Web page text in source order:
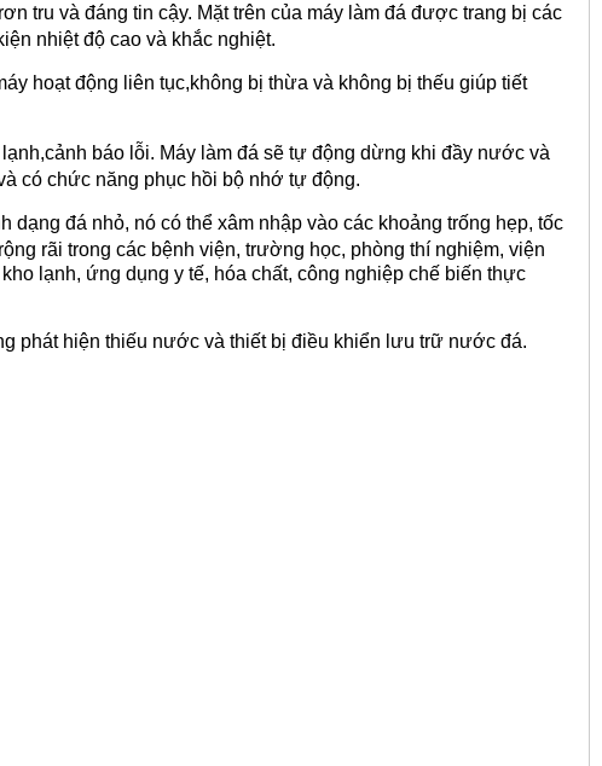
tru và đáng tin cậy. Mặt trên của máy làm đá được trang bị các
nhiệt độ cao và khắc nghiệt.
hoạt động liên tục,không bị thừa và không bị thếu giúp tiết
báo lỗi. Máy làm đá sẽ tự động dừng khi đầy nước và
có chức năng phục hồi bộ nhớ tự động.
đá nhỏ, nó có thể xâm nhập vào các khoảng trống hẹp, tốc
rãi trong các bệnh viện, trường học, phòng thí nghiệm, viện
lạnh, ứng dụng y tế, hóa chất, công nghiệp chế biến thực
phát hiện thiếu nước và thiết bị điều khiển lưu trữ nước đá.